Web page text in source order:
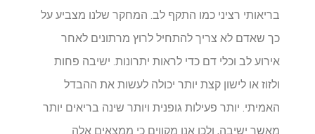
בריאותי רציני כמו התקף לב. המחקר שלנו מצביע על
כך שאדם לא צריך להתחיל לרוץ מרתונים לאחר
אירוע לב וכלי דם כדי לראות יתרונות. ישיבה פחות
ולזוז או לישון קצת יותר יכולה לעשות את ההבדל
האמיתי. יותר פעילות גופנית ויותר שינה בריאים יותר
מאשר ישיבה, ולכן אנו מקווים כי ממצאים אלה